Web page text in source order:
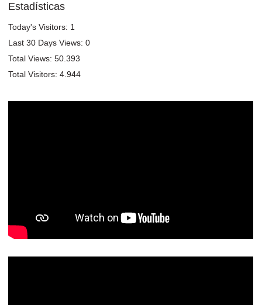
Estadísticas
Today's Visitors: 1
Last 30 Days Views: 0
Total Views: 50.393
Total Visitors: 4.944